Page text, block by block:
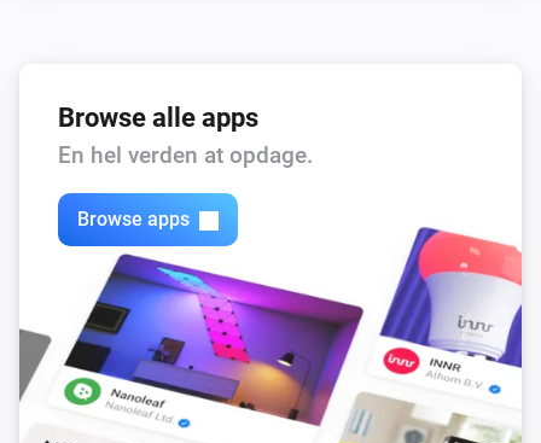
Browse alle apps
En hel verden at opdage.
Browse apps